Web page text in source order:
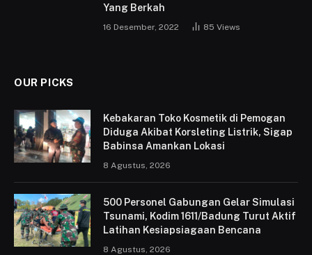
Yang Berkah
16 Desember, 2022 85 Views
OUR PICKS
Kebakaran Toko Kosmetik di Pemogan
Diduga Akibat Korsleting Listrik, Sigap
Babinsa Amankan Lokasi
8 Agustus, 2026
500 Personel Gabungan Gelar Simulasi
Tsunami, Kodim 1611/Badung Turut Aktif
Latihan Kesiapsiagaan Bencana
8 Agustus, 2026